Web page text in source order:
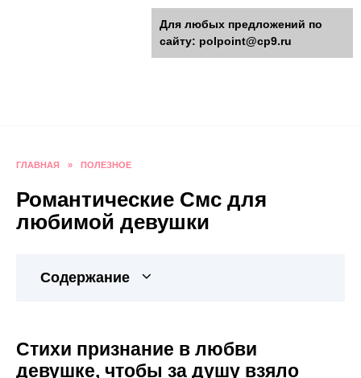
polpoint.ru - Разнообразные
поделки к праздникам
ГЛАВНАЯ » ПОЛЕЗНОЕ
Романтические Смс для
любимой девушки
Содержание
Стихи признание в любви
девушке, чтобы за душу взяло
Для любых предложений по
сайту: polpoint@cp9.ru